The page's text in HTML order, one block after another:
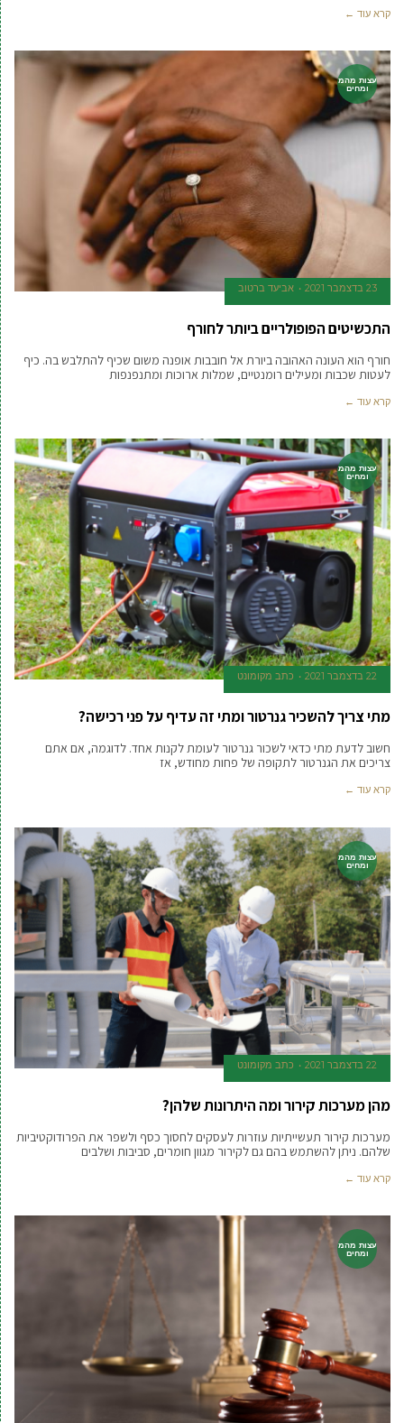
קרא עוד ←
עצות מהמ
ומחים
23 בדצמבר 2021 אביעד ברטוב
התכשיטים הפופולריים ביותר לחורף
חורף הוא העונה האהובה ביורת אל חובבות אופנה משום שכיף להתלבש בה. כיף
לעטות שכבות ומעילים רומנטיים, שמלות ארוכות ומתנפנפות
קרא עוד ←
עצות מהמ
ומחים
22 בדצמבר 2021 כתב מקומונט
מתי צריך להשכיר גנרטור ומתי זה עדיף על פני רכישה?
חשוב לדעת מתי כדאי לשכור גנרטור לעומת לקנות אחד. לדוגמה, אם אתם
צריכים את הגנרטור לתקופה של פחות מחודש, אז
קרא עוד ←
עצות מהמ
ומחים
22 בדצמבר 2021 כתב מקומונט
מהן מערכות קירור ומה היתרונות שלהן?
מערכות קירור תעשייתיות עוזרות לעסקים לחסוך כסף ולשפר את הפרודוקטיביות
שלהם. ניתן להשתמש בהם גם לקירור מגוון חומרים, סביבות ושלבים
קרא עוד ←
עצות מהמ
ומחים